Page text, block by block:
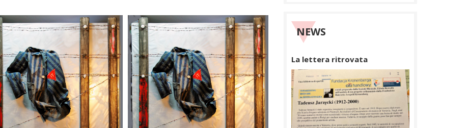
NEWS
La lettera ritrovata